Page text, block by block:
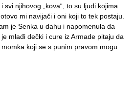
svi njihovog „kova“, to su ljudi kojima
mi navijači i oni koji to tek postaju.
je Senka u dahu i napomenula da
mlađi dečki i cure iz Armade pitaju da
koji se s punim pravom mogu